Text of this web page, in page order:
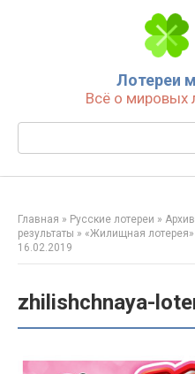
Лотереи
Всё о мировых
Поиск:
Главная » Русские лотереи »
результаты » «Жилищная
16.02.2019
zhilishchnaya-